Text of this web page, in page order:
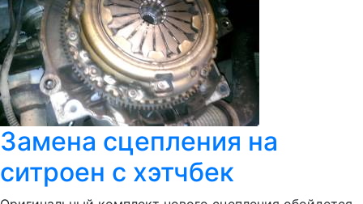
Замена сцепления на
ситроен с хэтчбек